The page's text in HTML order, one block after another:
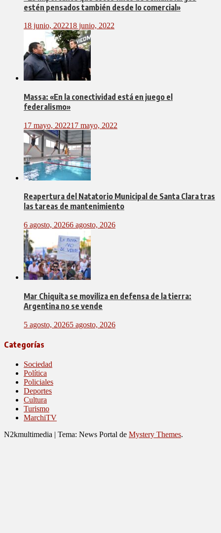
estén pensados también desde lo comercial»
18 junio, 202218 junio, 2022
Massa: «En la conectividad está en juego el
federalismo»
17 mayo, 202217 mayo, 2022
Reapertura del Natatorio Municipal de Santa Clara tras
las tareas de mantenimiento
6 agosto, 20266 agosto, 2026
Mar Chiquita se moviliza en defensa de la tierra:
Argentina no se vende
5 agosto, 20265 agosto, 2026
Categorías
Sociedad
Política
Policiales
Deportes
Cultura
Turismo
MarchiTV
N2kmultimedia | Tema: News Portal de Mystery Themes.